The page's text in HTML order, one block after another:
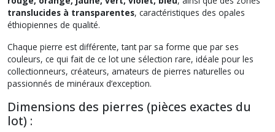
translucides à transparentes, caractéristiques des opales
éthiopiennes de qualité.
Chaque pierre est différente, tant par sa forme que par ses
couleurs, ce qui fait de ce lot une sélection rare, idéale pour les
collectionneurs, créateurs, amateurs de pierres naturelles ou
passionnés de minéraux d’exception.
Dimensions des pierres (pièces exactes du
lot) :